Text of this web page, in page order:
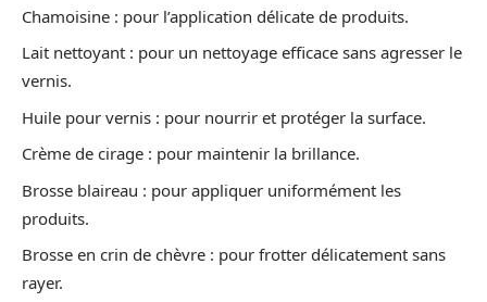
Chamoisine : pour l’application délicate de produits.
Lait nettoyant : pour un nettoyage efficace sans agresser le
vernis.
Huile pour vernis : pour nourrir et protéger la surface.
Crème de cirage : pour maintenir la brillance.
Brosse blaireau : pour appliquer uniformément les
produits.
Brosse en crin de chèvre : pour frotter délicatement sans
rayer.